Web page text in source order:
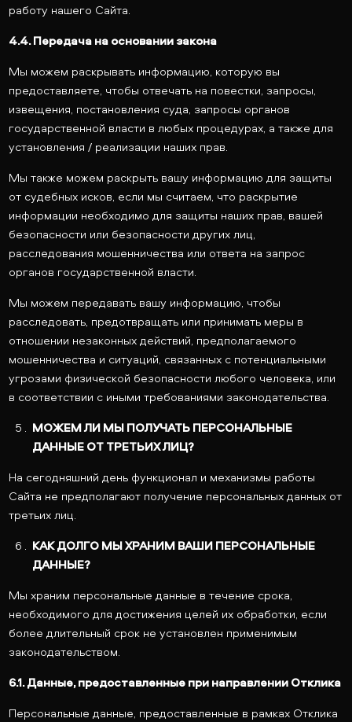
работу нашего Сайта.
4.4. Передача на основании закона
Мы можем раскрывать информацию, которую вы
предоставляете, чтобы отвечать на повестки, запросы,
извещения, постановления суда, запросы органов
государственной власти в любых процедурах, а также для
установления / реализации наших прав.
Мы также можем раскрыть вашу информацию для защиты
от судебных исков, если мы считаем, что раскрытие
информации необходимо для защиты наших прав, вашей
безопасности или безопасности других лиц,
расследования мошенничества или ответа на запрос
органов государственной власти.
Мы можем передавать вашу информацию, чтобы
расследовать, предотвращать или принимать меры в
отношении незаконных действий, предполагаемого
мошенничества и ситуаций, связанных с потенциальными
угрозами физической безопасности любого человека, или
в соответствии с иными требованиями законодательства.
МОЖЕМ ЛИ МЫ ПОЛУЧАТЬ ПЕРСОНАЛЬНЫЕ
ДАННЫЕ ОТ ТРЕТЬИХ ЛИЦ?
На сегодняшний день функционал и механизмы работы
Сайта не предполагают получение персональных данных от
третьих лиц.
КАК ДОЛГО МЫ ХРАНИМ ВАШИ ПЕРСОНАЛЬНЫЕ
ДАННЫЕ?
Мы храним персональные данные в течение срока,
необходимого для достижения целей их обработки, если
более длительный срок не установлен применимым
законодательством.
6.1. Данные, предоставленные при направлении Отклика
Персональные данные, предоставленные в рамках Отклика